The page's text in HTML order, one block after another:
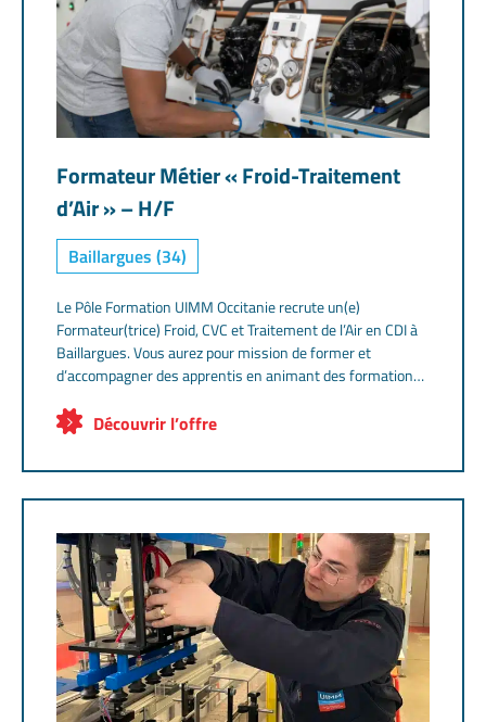
Formateur Métier « Froid-Traitement
d’Air » – H/F
Baillargues (34)
Le Pôle Formation UIMM Occitanie recrute un(e)
Formateur(trice) Froid, CVC et Traitement de l’Air en CDI à
Baillargues. Vous aurez pour mission de former et
d’accompagner des apprentis en animant des formations
entreprises. Le poste s’adresse à un professionnel
l’attestation de manipulation des fluides frigorigènes. Une
engagée dans la réussite et la montée en compétences
des futurs professionnels de l’industrie.
Découvrir l’offre